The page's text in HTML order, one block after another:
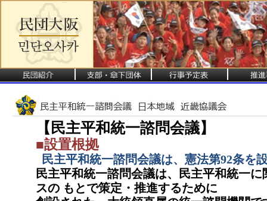
【民主平和統一諮問会議】
■設置根拠
民主平和統一諮問会議は、憲法第92条を
民主平和統一諮問会議は、民主平和統一
スの もとで策定・推進するために